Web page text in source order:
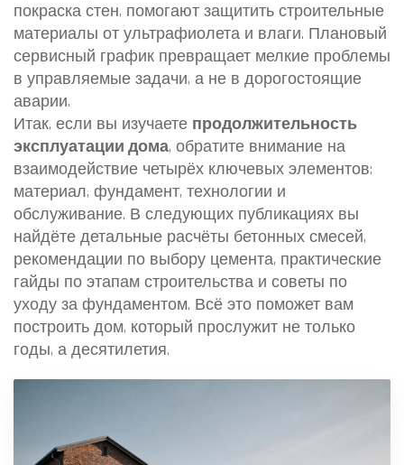
покраска стен, помогают защитить строительные
материалы от ультрафиолета и влаги. Плановый
сервисный график превращает мелкие проблемы
в управляемые задачи, а не в дорогостоящие
аварии.
Итак, если вы изучаете продолжительность
эксплуатации дома, обратите внимание на
взаимодействие четырёх ключевых элементов:
материал, фундамент, технологии и
обслуживание. В следующих публикациях вы
найдёте детальные расчёты бетонных смесей,
рекомендации по выбору цемента, практические
гайды по этапам строительства и советы по
уходу за фундаментом. Всё это поможет вам
построить дом, который прослужит не только
годы, а десятилетия.